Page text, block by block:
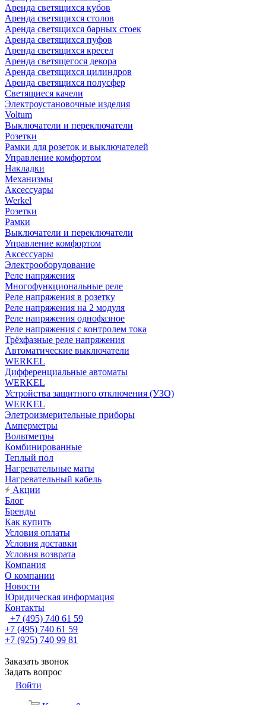
Аренда светящихся кубов
Аренда светящихся столов
Аренда светящихся барных стоек
Аренда светящихся пуфов
Аренда светящихся кресел
Аренда светящегося декора
Аренда светящихся цилиндров
Аренда светящихся полусфер
Светящиеся качели
Электроустановочные изделия
Voltum
Выключатели и переключатели
Розетки
Рамки для розеток и выключателей
Управление комфортом
Накладки
Механизмы
Аксессуары
Werkel
Розетки
Рамки
Выключатели и переключатели
Управление комфортом
Аксессуары
Электрооборудование
Реле напряжения
Многофункциональные реле
Реле напряжения в розетку
Реле напряжения на 2 модуля
Реле напряжения однофазное
Реле напряжения с контролем тока
Трёхфазные реле напряжения
Автоматические выключатели
WERKEL
Дифференциальные автоматы
WERKEL
Устройства защитного отключения (УЗО)
WERKEL
Элетроизмерительные приборы
Амперметры
Вольтметры
Комбинированные
Теплый пол
Нагревательные маты
Нагревательный кабель
Акции
Блог
Бренды
Как купить
Условия оплаты
Условия доставки
Условия возврата
Компания
О компании
Новости
Юридическая информация
Контакты
+7 (495) 740 61 59
+7 (495) 740 61 59
+7 (925) 740 99 81
Заказать звонок
Задать вопрос
Войти